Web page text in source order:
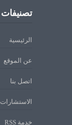
تصنيفات
الرئيسية
عن الموقع
اتصل بنا
الاستشارات
خدمة RSS